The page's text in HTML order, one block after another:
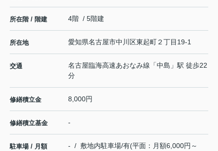
所在階 / 階建 4階 / 5階建
所在地 愛知県名古屋市中川区東起町２丁目19-1
交通 名古屋臨海高速あおなみ線 「中島 」駅 徒歩22
分
修繕積立金 8,000円
修繕積立基金 -
駐車場 / 月額
- / 敷地内駐車場/有(平面：月額6,000円～